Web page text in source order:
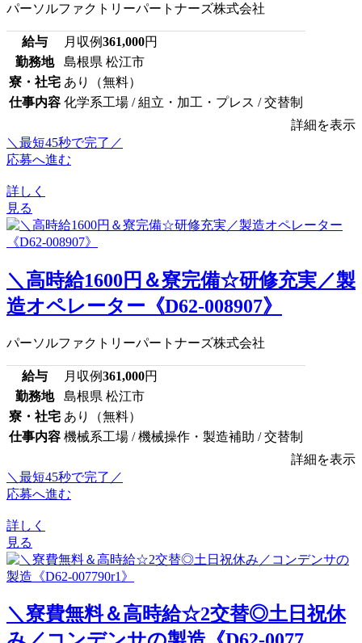
パーソルファクトリーパートナーズ株式会社
給与 月収例361,000円
勤務地
島根県 松江市
寮・社宅 あり（無料）
仕事内容 化学系工場 / 組立・加工・プレス / 交替制
詳細を表示
＼最短45秒で完了／
応募へ進む
詳しく
見る
＼高時給1600円＆寮完備☆研修充実／製
造オペレーター《D62-008907》
パーソルファクトリーパートナーズ株式会社
給与 月収例361,000円
勤務地
島根県 松江市
寮・社宅 あり（無料）
仕事内容 機械系工場 / 機械操作・製造補助 / 交替制
詳細を表示
＼最短45秒で完了／
応募へ進む
詳しく
見る
＼寮費無料＆高時給☆2交替◎土日祝休